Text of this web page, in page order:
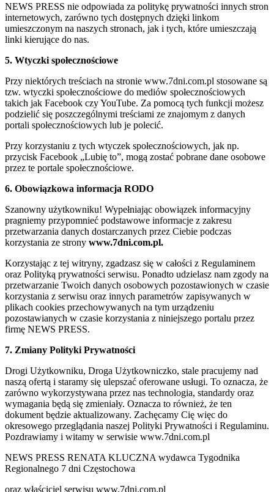
NEWS PRESS nie odpowiada za politykę prywatności innych stron
internetowych, zarówno tych dostępnych dzięki linkom
umieszczonym na naszych stronach, jak i tych, które umieszczają
linki kierujące do nas.
5. Wtyczki społecznościowe
Przy niektórych treściach na stronie www.7dni.com.pl stosowane są
tzw. wtyczki społecznościowe do mediów społecznościowych
takich jak Facebook czy YouTube. Za pomocą tych funkcji możesz
podzielić się poszczególnymi treściami ze znajomym z danych
portali społecznościowych lub je polecić.
Przy korzystaniu z tych wtyczek społecznościowych, jak np.
przycisk Facebook „Lubię to”, mogą zostać pobrane dane osobowe
przez te portale społecznościowe.
6. Obowiązkowa informacja RODO
Szanowny użytkowniku! Wypełniając obowiązek informacyjny
pragniemy przypomnieć podstawowe informacje z zakresu
przetwarzania danych dostarczanych przez Ciebie podczas
korzystania ze strony www.7dni.com.pl.
Korzystając z tej witryny, zgadzasz się w całości z Regulaminem
oraz Polityką prywatności serwisu. Ponadto udzielasz nam zgody na
przetwarzanie Twoich danych osobowych pozostawionych w czasie
korzystania z serwisu oraz innych parametrów zapisywanych w
plikach cookies przechowywanych na tym urządzeniu
pozostawianych w czasie korzystania z niniejszego portalu przez
firmę NEWS PRESS.
7. Zmiany Polityki Prywatności
Drogi Użytkowniku, Droga Użytkowniczko, stale pracujemy nad
naszą ofertą i staramy się ulepszać oferowane usługi. To oznacza, że
zarówno wykorzystywana przez nas technologia, standardy oraz
wymagania będą się zmieniały. Oznacza to również, że ten
dokument będzie aktualizowany. Zachęcamy Cię więc do
okresowego przeglądania naszej Polityki Prywatności i Regulaminu.
Pozdrawiamy i witamy w serwisie www.7dni.com.pl
NEWS PRESS RENATA KLUCZNA wydawca Tygodnika
Regionalnego 7 dni Częstochowa
oraz właściciel serwisu www.7dni.com.pl